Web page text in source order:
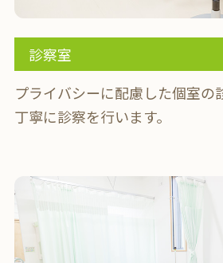
診察室
プライバシーに配慮した個室の
丁寧に診察を行います。